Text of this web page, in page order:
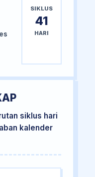
SIKLUS
41
HARI
siklus hari
kalender